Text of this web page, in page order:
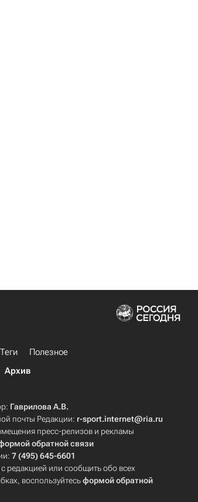
Теги
Полезное
Архив
Гаврилова А.В.
почты Редакции: r-sport.internet@ria.ru
пресс-релизов и рекламы
обратной связи
7 (495) 645-6601
редакцией или сообщить обо всех
воспользуйтесьформой обратной